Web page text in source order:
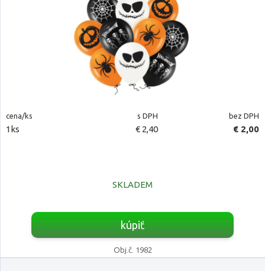
cena/ks s DPH bez DPH
1ks € 2,40 € 2,00
SKLADEM
kúpiť
Obj.č. 1982